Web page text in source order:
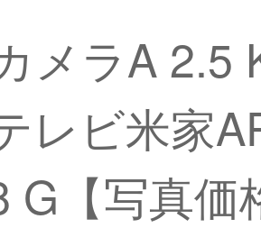
メラA 2.5
レビ米家
【写真価